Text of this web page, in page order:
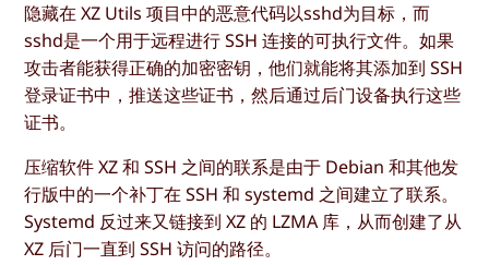
隐藏在 XZ Utils 项目中的恶意代码以sshd为目标，而
sshd是一个用于远程进行 SSH 连接的可执行文件。如果
攻击者能获得正确的加密密钥，他们就能将其添加到 SSH
登录证书中，推送这些证书，然后通过后门设备执行这些
证书。
压缩软件 XZ 和 SSH 之间的联系是由于 Debian 和其他发
行版中的一个补丁在 SSH 和 systemd 之间建立了联系。
Systemd 反过来又链接到 XZ 的 LZMA 库，从而创建了从
XZ 后门一直到 SSH 访问的路径。